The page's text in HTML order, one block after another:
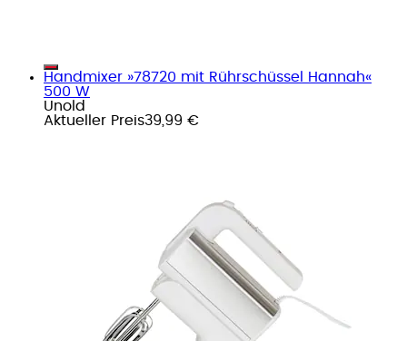
Handmixer »78720 mit Rührschüssel Hannah«
500 W
Unold
Aktueller Preis39,99 €